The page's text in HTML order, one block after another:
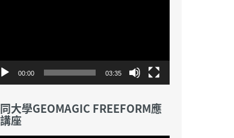
00:00 03:35
大學GEOMAGIC FREEFORM應
座